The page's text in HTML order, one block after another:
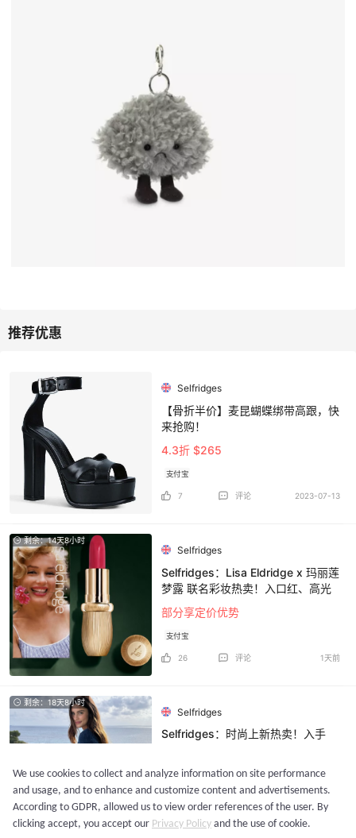
Selfridges
【骨折半价】麦昆蝴蝶绑带高跟，快
来抢购！
4.3折 $265
支付宝
7 评论 2023-07-13
剩余：14天8小时
Selfridges
Selfridges：Lisa Eldridge x 玛丽莲
梦露 联名彩妆热卖！入口红、高光
部分享定价优势
支付宝
26 评论 1天前
剩余：18天8小时
Selfridges
Selfridges：时尚上新热卖！入手
定价优势
28 评论
We use cookies to collect and analyze information on site performance
and usage, and to enhance and customize content and advertisements.
According to GDPR, allowed us to view order references of the user. By
clicking accept, you accept our Privacy Policy and the use of cookie.